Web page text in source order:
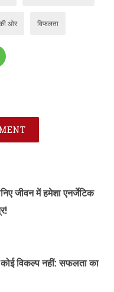
ओर विफलता
जीवन में हमेशा एनर्जेटिक
विकल्प नहीं: सफलता का